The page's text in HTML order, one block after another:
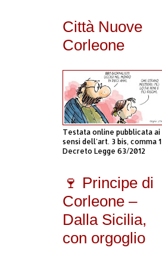
Città Nuove
Corleone
Testata online pubblicata ai
sensi dell'art. 3 bis, comma 1
Decreto Legge 63/2012
🍷 Principe di
Corleone –
Dalla Sicilia,
con orgoglio